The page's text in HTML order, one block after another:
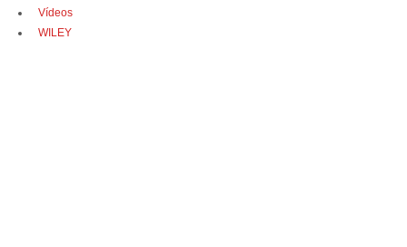
Vídeos
WILEY